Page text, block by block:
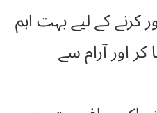
کے لیے بہت اہم
اور آرام سے